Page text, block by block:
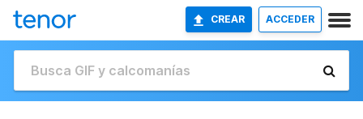
CREAR ACCEDER